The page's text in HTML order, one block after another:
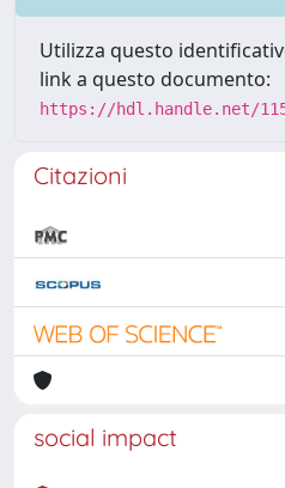
Utilizza questo
link a questo documento:
https://hdl.handle.net/
Citazioni
social impact